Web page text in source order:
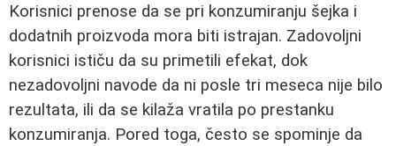
Korisnici prenose da se pri konzumiranju šejka i
dodatnih proizvoda mora biti istrajan. Zadovoljni
korisnici ističu da su primetili efekat, dok
nezadovoljni navode da ni posle tri meseca nije bilo
rezultata, ili da se kilaža vratila po prestanku
konzumiranja. Pored toga, često se spominje da